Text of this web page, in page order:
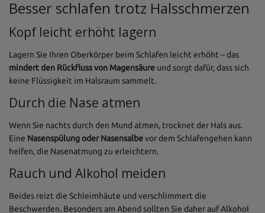
Besser schlafen trotz Halsschmerzen
Kopf leicht erhöht lagern
Lagern Sie Ihren Oberkörper beim Schlafen leicht erhöht – das
mindert den Rückfluss von Magensäure und sorgt dafür, dass sich
keine Flüssigkeit im Halsraum sammelt.
Durch die Nase atmen
Wenn Sie nachts durch den Mund atmen, trocknet der Hals aus.
Eine Nasenspülung oder Nasensalbevor dem Schlafengehen kann
helfen, die Nasenatmung zu erleichtern.
Rauch und Alkohol meiden
Beides reizt die Schleimhäute und verschlimmert die
Beschwerden. Besonders am Abend sollten Sie daher auf Alkohol